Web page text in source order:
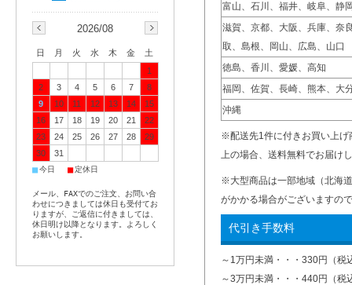
富山、石川、福井、岐阜、静
滋賀、京都、大阪、兵庫、奈
取、島根、岡山、広島、山口
徳島、香川、愛媛、高知
福岡、佐賀、長崎、熊本、大
沖縄
※配送先1件に付きお買い上げ
上の場合、送料無料でお届け
※大型商品は一部地域（北海
がかかる場合がございますの
代引き手数料
～1万円未満・・・330円（税
～3万円未満・・・440円（税
2026/08
日 月 火 水 木 金
土
1
2
3 4 5 6 7
8
9
10 11 12 13 14
15
16
17 18 19 20 21
22
23
24 25 26 27 28
29
30
31
■今日 ■定休日
メール、FAXでのご注文、お問い合
わせにつきましては休日も受付てお
りますが、ご返信に付きましては、
休日明け以降となります。よろしく
お願いします。